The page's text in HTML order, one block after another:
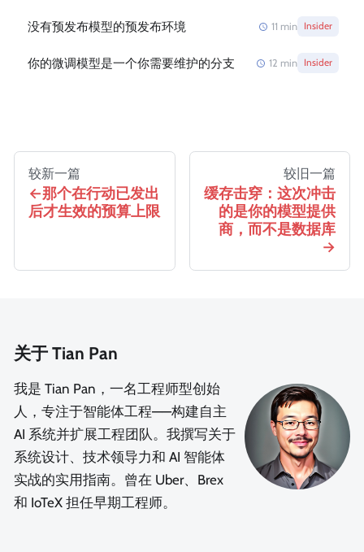
没有预发布模型的预发布环境 11 min Insider
你的微调模型是一个你需要维护的分支 12 min Insider
较新一篇
那个在行动已发出
后才生效的预算上限
较旧一篇
缓存击穿：这次冲击
的是你的模型提供
商，而不是数据库
关于 Tian Pan
我是 Tian Pan，一名工程师型创始
人，专注于智能体工程——构建自主
AI 系统并扩展工程团队。我撰写关于
系统设计、技术领导力和 AI 智能体
实战的实用指南。曾在 Uber、Brex
和 IoTeX 担任早期工程师。